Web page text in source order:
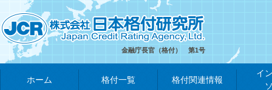
金融庁長官（格付） 第1号
ホーム 格付一覧 格付関連情報
イ